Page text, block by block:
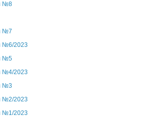
№8
№7
№6/2023
№5
№4/2023
№3
№2/2023
№1/2023